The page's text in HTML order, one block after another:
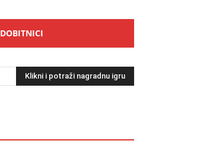
DOBITNICI
Klikni i potraži nagradnu igru